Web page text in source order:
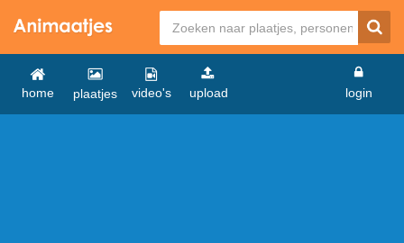
home plaatjes video's upload login